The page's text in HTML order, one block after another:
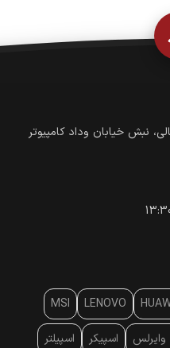
نبش خیابان وداد کامپیوتر
LENOVO
MSI
اسپیکر اسپیلتر